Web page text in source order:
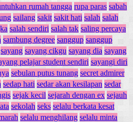
rumah tangga rupa paras sabah
sailang sakit sakit hati salah salah
salah sendiri salah tak saling percaya
sambung degree sanggup sanggup
sayang sayang cikgu sayang dia sayang
pelajar student sendiri sayangi diri
sebulan putus tunang secret admirer
sedap hati sedar akan kesilapan sedar
sejak kecil sejarah dengan ex sejauh
sekolah seks selalu berkata kesat
selalu menghilang selalu minta